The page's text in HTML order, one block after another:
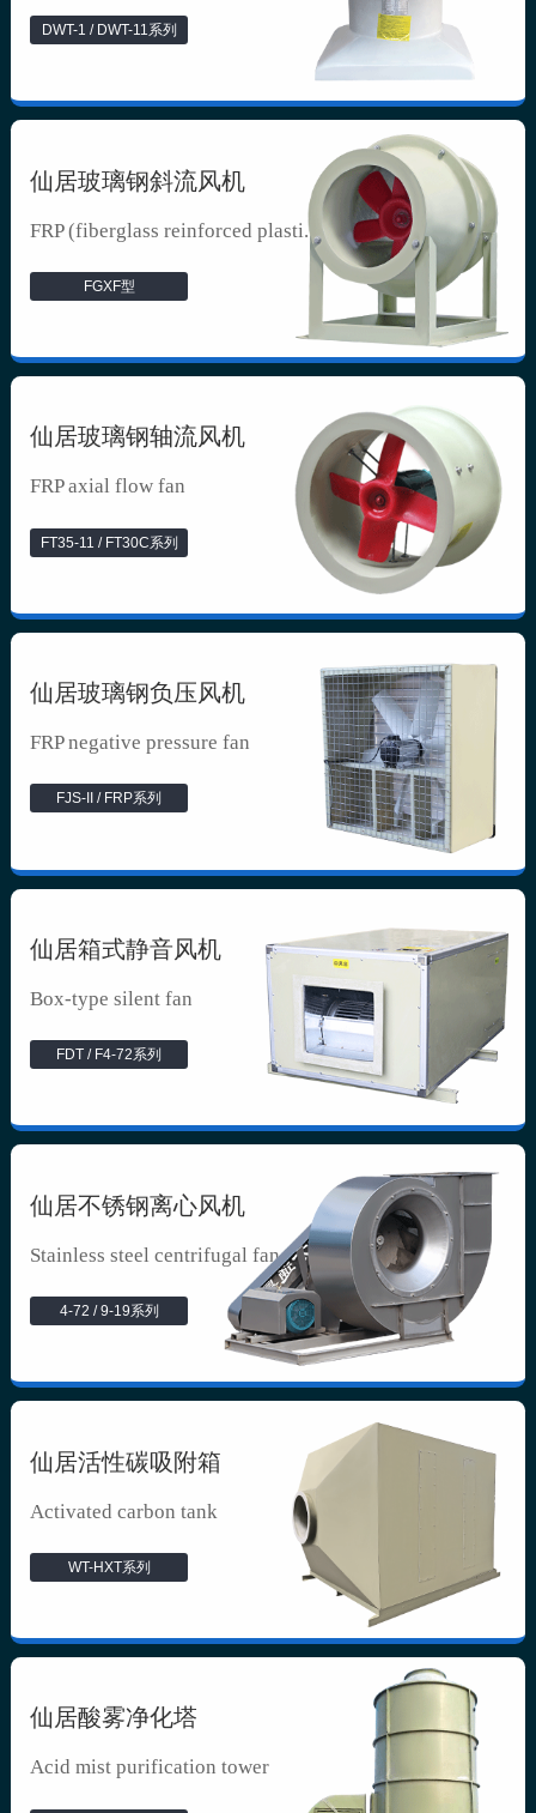
DWT-1 / DWT-11系列
仙居玻璃钢斜流风机
FRP (fiberglass reinforced plasti...
FGXF型
仙居玻璃钢轴流风机
FRP axial flow fan
FT35-11 / FT30C系列
仙居玻璃钢负压风机
FRP negative pressure fan
FJS-II / FRP系列
仙居箱式静音风机
Box-type silent fan
FDT / F4-72系列
仙居不锈钢离心风机
Stainless steel centrifugal fan
4-72 / 9-19系列
仙居活性碳吸附箱
Activated carbon tank
WT-HXT系列
仙居酸雾净化塔
Acid mist purification tower